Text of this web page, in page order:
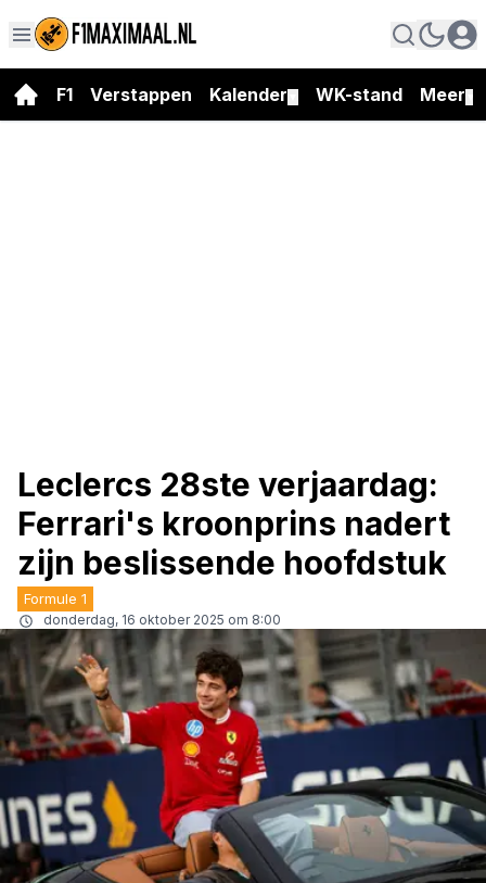
F1 Verstappen Kalender WK-stand Meer
Leclercs 28ste verjaardag:
Ferrari's kroonprins nadert
zijn beslissende hoofdstuk
Formule 1
donderdag, 16 oktober 2025 om 8:00